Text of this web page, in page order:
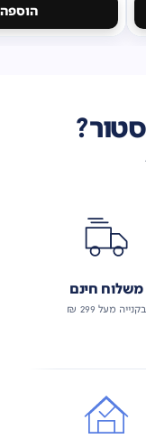
משלוח חינם
בקנייה מעל 299 ₪